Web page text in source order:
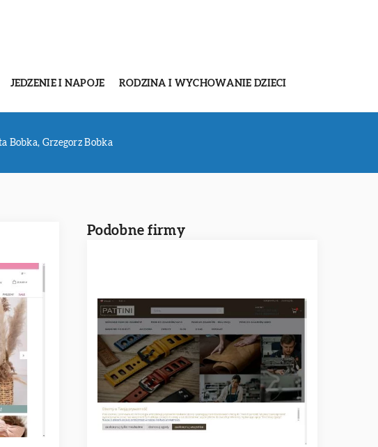
JEDZENIE I NAPOJE RODZINA I WYCHOWANIE DZIECI
Bobka, Grzegorz Bobka
Podobne firmy